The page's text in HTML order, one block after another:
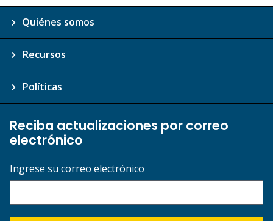
Quiénes somos
Recursos
Políticas
Reciba actualizaciones por correo
electrónico
Ingrese su correo electrónico